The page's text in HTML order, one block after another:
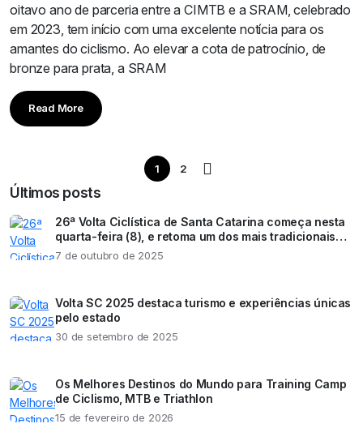
oitavo ano de parceria entre a CIMTB e a SRAM, celebrado
em 2023, tem início com uma excelente notícia para os
amantes do ciclismo. Ao elevar a cota de patrocínio, de
bronze para prata, a SRAM
Read More
1 2
Últimos posts
26ª Volta Ciclística de Santa Catarina começa nesta
quarta-feira (8), e retoma um dos mais tradicionais
eventos esportivos do estado
7 de outubro de 2025
Volta SC 2025 destaca turismo e experiências únicas
pelo estado
30 de setembro de 2025
Os Melhores Destinos do Mundo para Training Camp
de Ciclismo, MTB e Triathlon
15 de fevereiro de 2026